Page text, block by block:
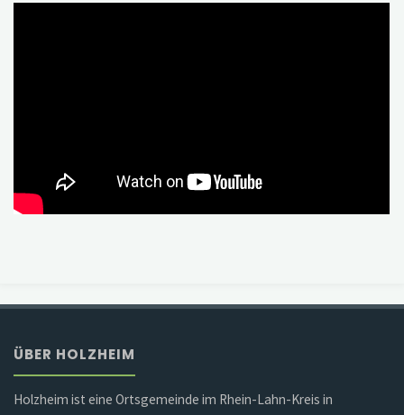
ÜBER HOLZHEIM
Holzheim ist eine Ortsgemeinde im Rhein-Lahn-Kreis in